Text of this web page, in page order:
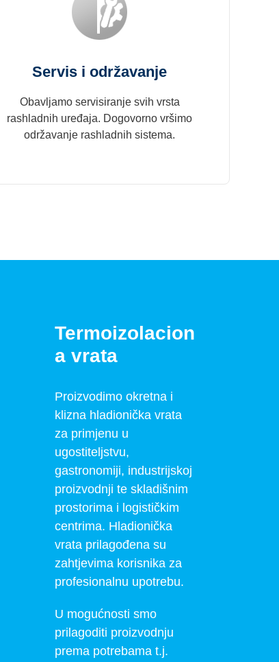
Servis i održavanje
Obavljamo servisiranje svih vrsta
rashladnih uređaja. Dogovorno vršimo
održavanje rashladnih sistema.
Termoizolacion
a vrata
Proizvodimo okretna i
klizna hladionička vrata
za primjenu u
ugostiteljstvu,
gastronomiji, industrijskoj
proizvodnji te skladišnim
prostorima i logističkim
centrima. Hladionička
vrata prilagođena su
zahtjevima korisnika za
profesionalnu upotrebu.
U mogućnosti smo
prilagoditi proizvodnju
prema potrebama t.j.